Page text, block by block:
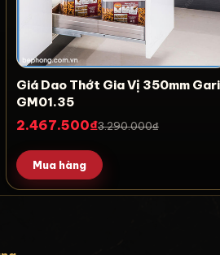
Giá Dao Thớt Gia Vị 350mm
GM01.35
2.467.500₫3.290.000₫
Mua hàng